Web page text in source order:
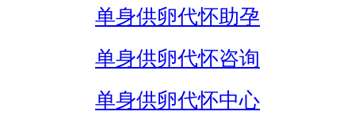
单身供卵代怀助孕
单身供卵代怀咨询
单身供卵代怀中心